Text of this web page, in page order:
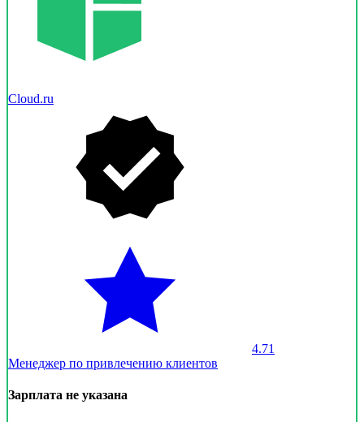
Cloud.ru
4.71
Менеджер по привлечению клиентов
Зарплата не указана